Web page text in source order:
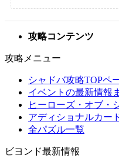
攻略コンテンツ
攻略メニュー
シャドバ攻略TOPペ
イベントの最新情報
ヒーローズ・オブ・
アディショナルカー
全パズル一覧
ビヨンド最新情報